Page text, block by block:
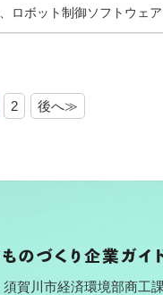
ロボット制御ソフトウェア
2 後へ≫
賀川市経済環境部商工